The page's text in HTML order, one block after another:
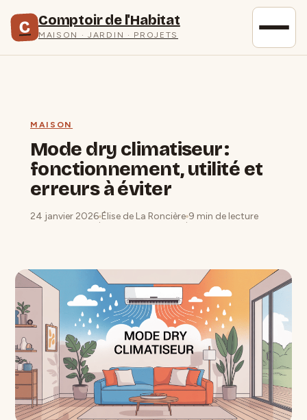
C Comptoir de l'Habitat
MAISON · JARDIN · PROJETS
MAISON
Mode dry climatiseur :
fonctionnement, utilité et
erreurs à éviter
24 janvier 2026
·
Élise de La Roncière
·
9 min de lecture